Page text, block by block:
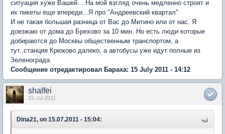
ситуация хуже Вашей....На мой взгляд очень медленно строят и
их пикеты еще впереди...Я про "Андреевский квартал"
И не такая большая разница от Вас до Митино или от нас. Я
доезжаю от дома до Брехово за 10 мин. Но есть люди которые
добираются до Москвы общественным транспортом, а
тут..станция Крюково далеко, а автобусы уже идут полные из
Зеленограда.
Сообщение отредактировал Бараха: 15 July 2011 - 14:12
shalfei
15 Jul 2011
Dina21, on 15.07.2011 - 15:04: